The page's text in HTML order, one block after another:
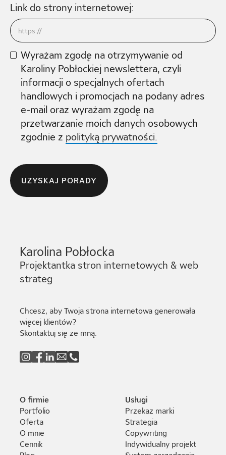
Link do strony internetowej:
Wyrażam zgodę na otrzymywanie od
Karoliny Pobłockiej newslettera, czyli
informacji o specjalnych ofertach
handlowych i promocjach na podany adres
e-mail oraz wyrażam zgodę na
przetwarzanie moich danych osobowych
zgodnie z polityką prywatności.
Karolina Pobłocka
Projektantka stron internetowych & web
strateg
Chcesz, aby Twoja strona internetowa generowała
więcej klientów?
Skontaktuj się ze mną.
O firmie
Portfolio
Oferta
O mnie
Cennik
Usługi
Przekaz marki
Strategia
Copywriting
Indywidualny projekt